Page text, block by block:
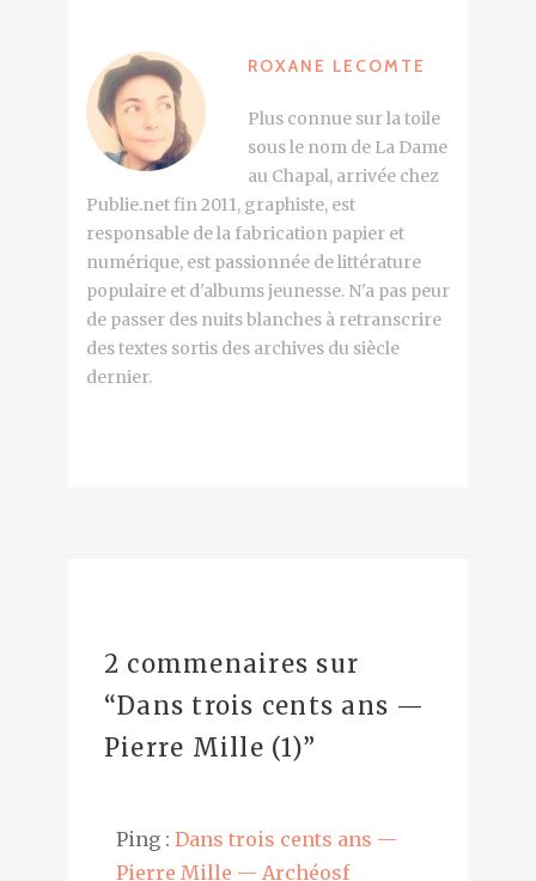
ROXANE LECOMTE
Plus connue sur la toile
sous le nom de La Dame
au Chapal, arrivée chez
Publie.net fin 2011, graphiste, est
responsable de la fabrication papier et
numérique, est passionnée de littérature
populaire et d'albums jeunesse. N'a pas peur
de passer des nuits blanches à retranscrire
des textes sortis des archives du siècle
dernier.
2 commenaires sur
“Dans trois cents ans —
Pierre Mille (1)”
Ping : Dans trois cents ans —
Pierre Mille — Archéosf